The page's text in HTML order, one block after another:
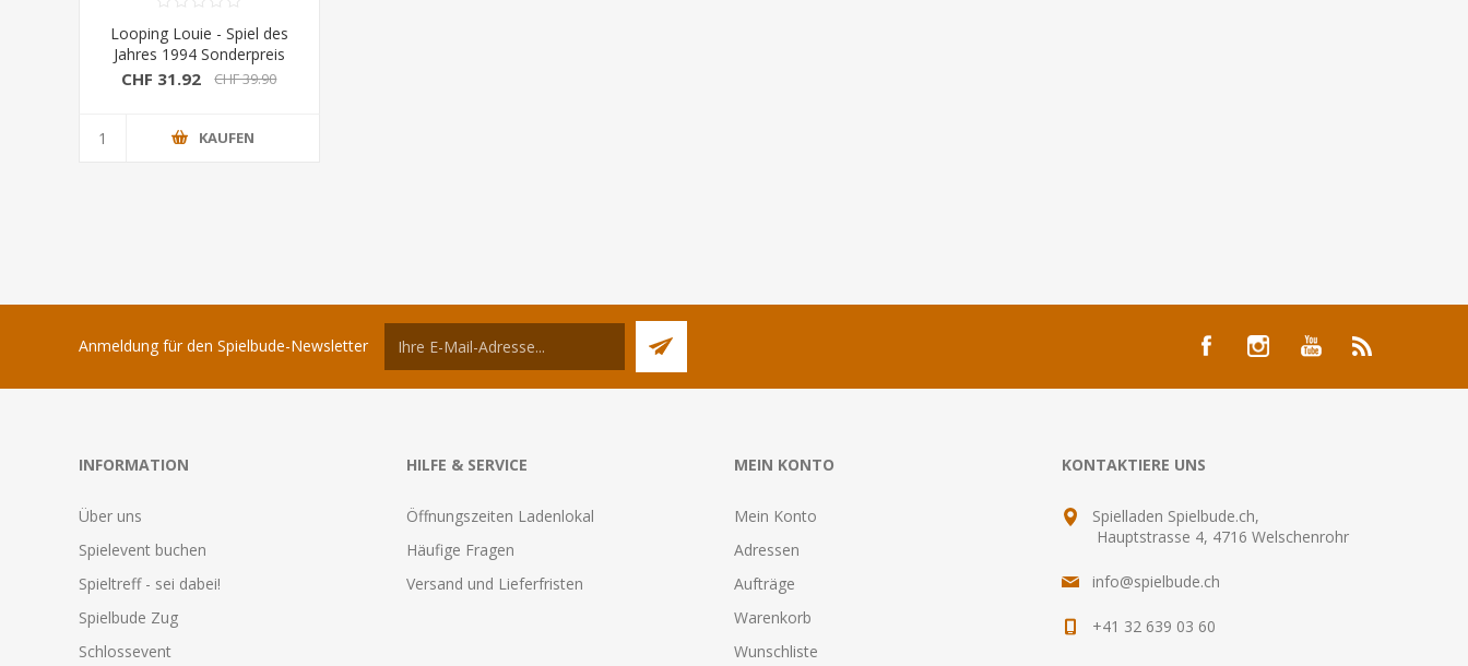
Looping Louie - Spiel des
Jahres 1994 Sonderpreis
CHF 31.92 CHF 39.90
KAUFEN
Anmeldung für den Spielbude-Newsletter
INFORMATION
Über uns
Spielevent buchen
Spieltreff - sei dabei!
Spielbude Zug
Schlossevent
HILFE & SERVICE
Öffnungszeiten Ladenlokal
Häufige Fragen
Versand und Lieferfristen
MEIN KONTO
Mein Konto
Adressen
Aufträge
Warenkorb
Wunschliste
KONTAKTIERE UNS
Spielladen Spielbude.ch,
Hauptstrasse 4, 4716 Welschenrohr
info@spielbude.ch
+41 32 639 03 60